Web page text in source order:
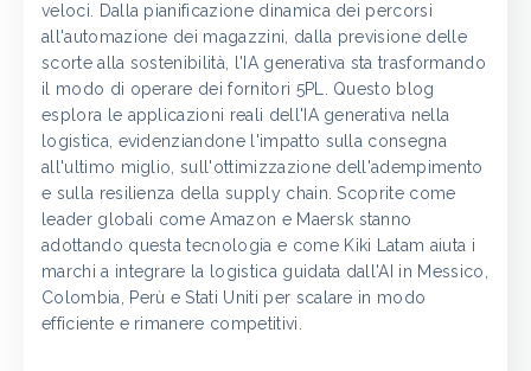
veloci. Dalla pianificazione dinamica dei percorsi
all'automazione dei magazzini, dalla previsione delle
scorte alla sostenibilità, l'IA generativa sta trasformando
il modo di operare dei fornitori 5PL. Questo blog
esplora le applicazioni reali dell'IA generativa nella
logistica, evidenziandone l'impatto sulla consegna
all'ultimo miglio, sull'ottimizzazione dell'adempimento
e sulla resilienza della supply chain. Scoprite come
leader globali come Amazon e Maersk stanno
adottando questa tecnologia e come Kiki Latam aiuta i
marchi a integrare la logistica guidata dall'AI in Messico,
Colombia, Perù e Stati Uniti per scalare in modo
efficiente e rimanere competitivi.